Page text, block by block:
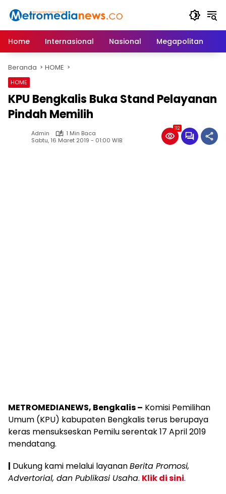
Home
Internasional Nasional Megapolitan
Beranda HOME
HOME
KPU Bengkalis Buka Stand Pelayanan
Pindah Memilih
Admin
1 Min Baca
Sabtu, 16 Maret 2019 - 01:00 WIB
112
METROMEDIANEWS, Bengkalis – Komisi Pemilihan
Umum (KPU) kabupaten Bengkalis terus berupaya
keras mensukseskan Pemilu serentak 17 April 2019
mendatang.
| Dukung kami melalui layananBerita Promosi,
Advertorial, dan Publikasi Usaha. Klik di sini.